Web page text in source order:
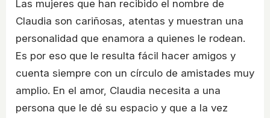
Las mujeres que han recibido el nombre de
Claudia son cariñosas, atentas y muestran una
personalidad que enamora a quienes le rodean.
Es por eso que le resulta fácil hacer amigos y
cuenta siempre con un círculo de amistades muy
amplio. En el amor, Claudia necesita a una
persona que le dé su espacio y que a la vez